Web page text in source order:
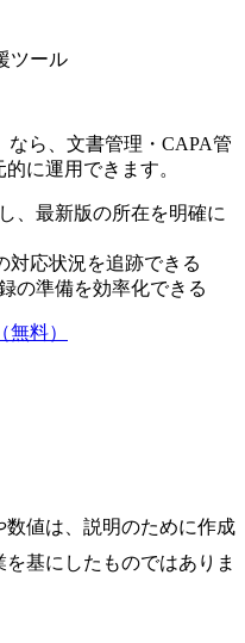
ツール
なら、文書管理・CAPA管
に運用できます。
、最新版の所在を明確に
対応状況を追跡できる
の準備を効率化できる
無料）
値は、説明のために作成
基にしたものではありま